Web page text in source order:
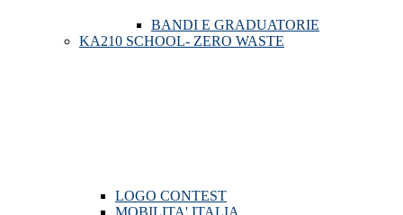
BANDI E GRADUATORIE
KA210 SCHOOL- ZERO WASTE
LOGO CONTEST